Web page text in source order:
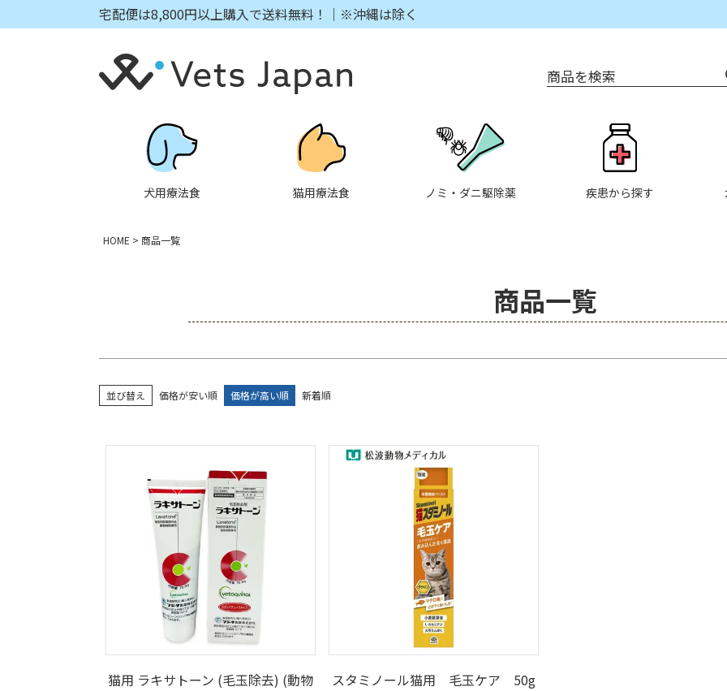
宅配便は8,800円以上購入で送料無料！｜※沖縄は除く
商品を検索
犬用療法食 猫用療法食 ノミ・ダニ駆除薬 疾患から探す
HOME 商品一覧
商品一覧
在庫なし商品
商品番号/JANコード
検索
並び替え 価格が安い順 価格が高い順 新着順
猫用 ラキサトーン (毛玉除去) (動物
スタミノール猫用 毛玉ケア 50g